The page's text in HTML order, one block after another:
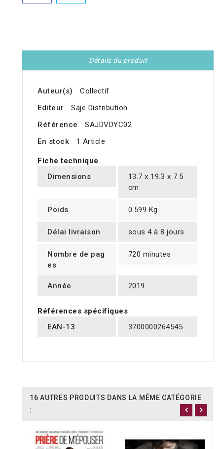
Détails du produit
Auteur(s)
Collectif
Editeur
Saje Distribution
Référence
SAJDVDYC02
En stock
1 Article
Fiche technique
Dimensions
13.7 x 19.3 x 7.5
cm
Poids 0.599 Kg
Délai livraison sous 4 à 8 jours
Nombre de pag
es
720 minutes
Année 2019
Références spécifiques
EAN-13
3700000264545
16 AUTRES PRODUITS DANS LA MÊME CATÉGORIE
: